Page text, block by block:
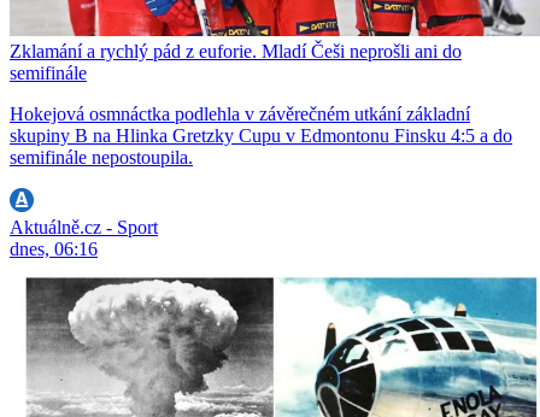
Zklamání a rychlý pád z euforie. Mladí Češi neprošli ani do
semifinále
Hokejová osmnáctka podlehla v závěrečném utkání základní
skupiny B na Hlinka Gretzky Cupu v Edmontonu Finsku 4:5 a do
semifinále nepostoupila.
Aktuálně.cz - Sport
dnes, 06:16